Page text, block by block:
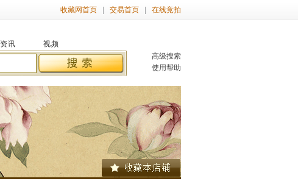
收藏网首页 交易首页 在线竞拍
资讯
视频
高级搜索
使用帮助